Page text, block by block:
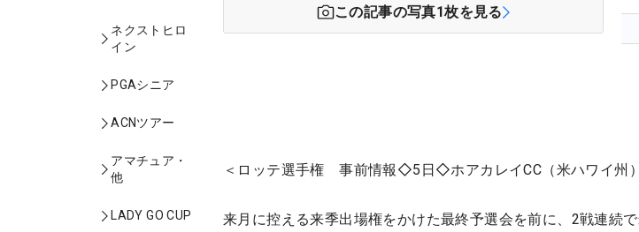
ネクストヒロ
イン
PGAシニア
ACNツアー
アマチュア・
他
LADY GO CUP
この記事の写真1枚を見る
＜ロッテ選手権 事前情報◇5日◇ホアカレイCC（米ハワイ州
来月に控える来季出場権をかけた最終予選会を前に、2戦連続